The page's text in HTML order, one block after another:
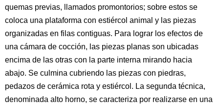
quemas previas, llamados promontorios; sobre estos se
coloca una plataforma con estiércol animal y las piezas
organizadas en filas contiguas. Para lograr los efectos de
una cámara de cocción, las piezas planas son ubicadas
encima de las otras con la parte interna mirando hacia
abajo. Se culmina cubriendo las piezas con piedras,
pedazos de cerámica rota y estiércol. La segunda técnica,
denominada alto horno, se caracteriza por realizarse en una